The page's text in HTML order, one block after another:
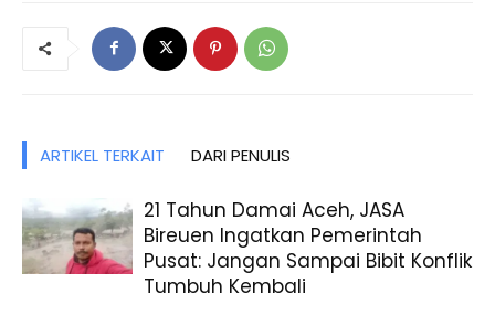
ARTIKEL TERKAIT DARI PENULIS
21 Tahun Damai Aceh, JASA
Bireuen Ingatkan Pemerintah
Pusat: Jangan Sampai Bibit Konflik
Tumbuh Kembali